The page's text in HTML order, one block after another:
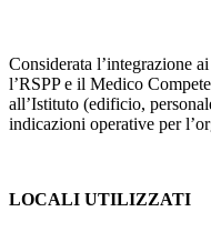
Considerata l’integrazione
l’RSPP e il Medico
all’Istituto (edificio,
indicazioni operative per
LOCALI UTILIZZATI